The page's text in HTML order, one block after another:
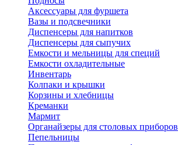
Аксессуары для фуршета
Вазы и подсвечники
Диспенсеры для напитков
Диспенсеры для сыпучих
Емкости и мельницы для специй
Емкости охладительные
Инвентарь
Колпаки и крышки
Корзины и хлебницы
Креманки
Мармит
Органайзеры для столовых приборов
Пепельницы